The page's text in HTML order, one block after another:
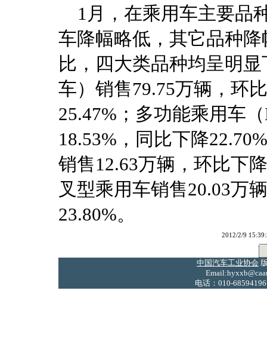
1月，在乘用车主要品
车降幅略低，其它品种
比，四大类品种均呈明
车）销售79.75万辆，环
25.47%；多功能乘用车
18.53%，同比下降
销售12.63万辆，环比下
叉型乘用车销售20.03万
23.80%。
2012/2/9
中国汽车工业协会
电话：010-